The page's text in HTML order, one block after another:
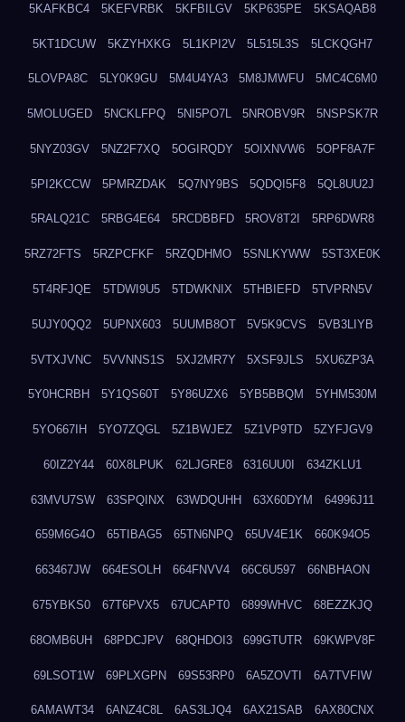
5KAFKBC4 5KEFVRBK 5KFBILGV 5KP635PE 5KSAQAB8
5KT1DCUW 5KZYHXKG 5L1KPI2V 5L515L3S 5LCKQGH7
5LOVPA8C 5LY0K9GU 5M4U4YA3 5M8JMWFU 5MC4C6M0
5MOLUGED 5NCKLFPQ 5NI5PO7L 5NROBV9R 5NSPSK7R
5NYZ03GV 5NZ2F7XQ 5OGIRQDY 5OIXNVW6 5OPF8A7F
5PI2KCCW 5PMRZDAK 5Q7NY9BS 5QDQI5F8 5QL8UU2J
5RALQ21C 5RBG4E64 5RCDBBFD 5ROV8T2I 5RP6DWR8
5RZ72FTS 5RZPCFKF 5RZQDHMO 5SNLKYWW 5ST3XE0K
5T4RFJQE 5TDWI9U5 5TDWKNIX 5THBIEFD 5TVPRN5V
5UJY0QQ2 5UPNX603 5UUMB8OT 5V5K9CVS 5VB3LIYB
5VTXJVNC 5VVNNS1S 5XJ2MR7Y 5XSF9JLS 5XU6ZP3A
5Y0HCRBH 5Y1QS60T 5Y86UZX6 5YB5BBQM 5YHM530M
5YO667IH 5YO7ZQGL 5Z1BWJEZ 5Z1VP9TD 5ZYFJGV9
60IZ2Y44 60X8LPUK 62LJGRE8 6316UU0I 634ZKLU1
63MVU7SW 63SPQINX 63WDQUHH 63X60DYM 64996J11
659M6G4O 65TIBAG5 65TN6NPQ 65UV4E1K 660K94O5
663467JW 664ESOLH 664FNVV4 66C6U597 66NBHAON
675YBKS0 67T6PVX5 67UCAPT0 6899WHVC 68EZZKJQ
68OMB6UH 68PDCJPV 68QHDOI3 699GTUTR 69KWPV8F
69LSOT1W 69PLXGPN 69S53RP0 6A5ZOVTI 6A7TVFIW
6AMAWT34 6ANZ4C8L 6AS3LJQ4 6AX21SAB 6AX80CNX